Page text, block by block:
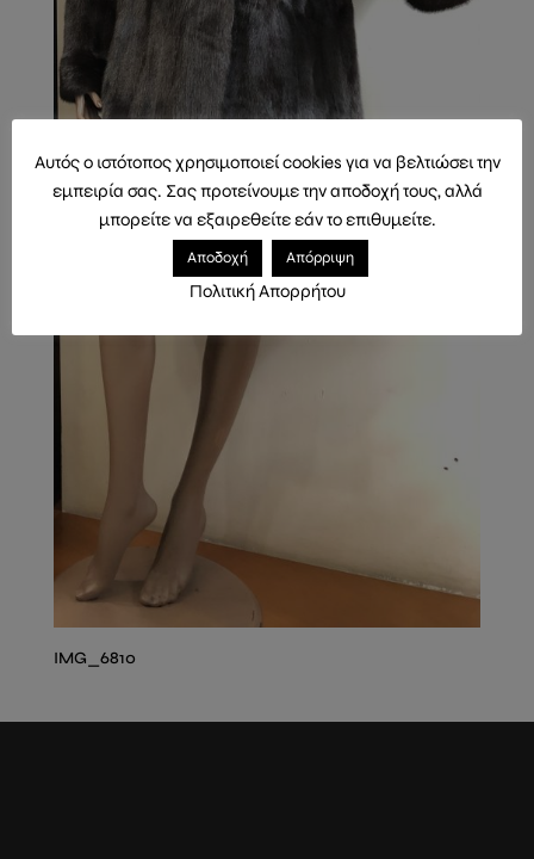
IMG_6810
Αυτός ο ιστότοπος χρησιμοποιεί cookies για να βελτιώσει την
εμπειρία σας. Σας προτείνουμε την αποδοχή τους, αλλά
μπορείτε να εξαιρεθείτε εάν το επιθυμείτε.
Αποδοχή Απόρριψη
Πολιτική Απορρήτου